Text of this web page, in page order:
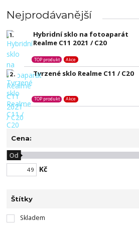
Nejprodávanější
1.
Hybridní sklo na fotoaparát
Realme C11 2021 / C20
TOP produkt Akce
2. Tvrzené sklo Realme C11 / C20
TOP produkt Akce
Cena:
Kč
Od
Štítky
Skladem